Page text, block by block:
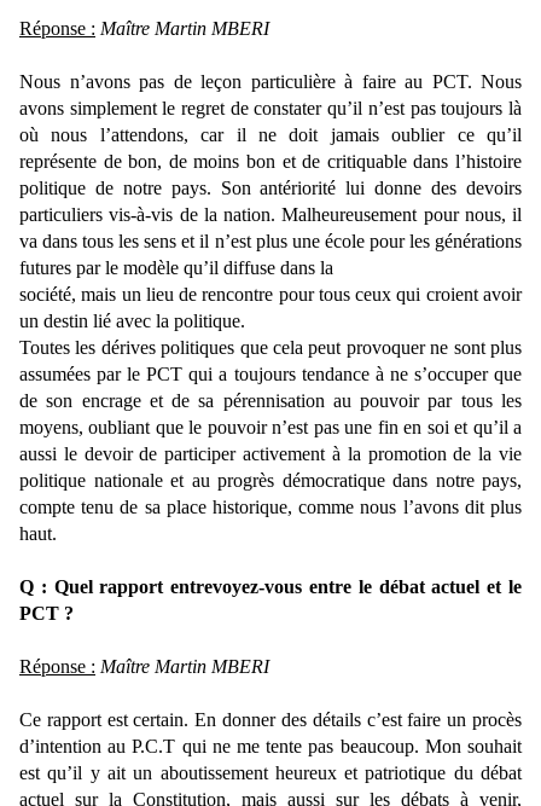
Réponse : Maître Martin MBERI
Nous n’avons pas de leçon particulière à faire au PCT. Nous
avons simplement le regret de constater qu’il n’est pas toujours là
où nous l’attendons, car il ne doit jamais oublier ce qu’il
représente de bon, de moins bon et de critiquable dans l’histoire
politique de notre pays. Son antériorité lui donne des devoirs
particuliers vis-à-vis de la nation. Malheureusement pour nous, il
va dans tous les sens et il n’est plus une école pour les générations
futures par le modèle qu’il diffuse dans la
société, mais un lieu de rencontre pour tous ceux qui croient avoir
un destin lié avec la politique.
Toutes les dérives politiques que cela peut provoquer ne sont plus
assumées par le PCT qui a toujours tendance à ne s’occuper que
de son encrage et de sa pérennisation au pouvoir par tous les
moyens, oubliant que le pouvoir n’est pas une fin en soi et qu’il a
aussi le devoir de participer activement à la promotion de la vie
politique nationale et au progrès démocratique dans notre pays,
compte tenu de sa place historique, comme nous l’avons dit plus
haut.
Q : Quel rapport entrevoyez-vous entre le débat actuel et le
PCT ?
Réponse : Maître Martin MBERI
Ce rapport est certain. En donner des détails c’est faire un procès
d’intention au P.C.T qui ne me tente pas beaucoup. Mon souhait
est qu’il y ait un aboutissement heureux et patriotique du débat
actuel sur la Constitution, mais aussi sur les débats à venir,